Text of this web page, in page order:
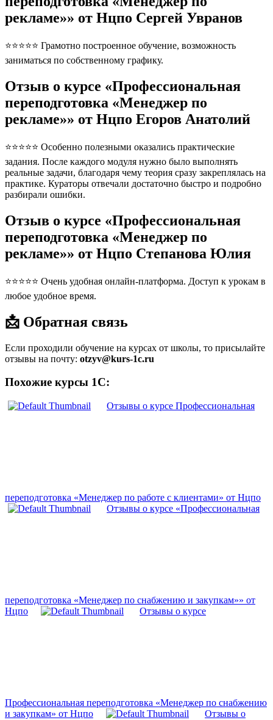
рекламе»» от Нцпо Сергей Увранов
⭐⭐⭐⭐⭐ Грамотно построенное обучение, возможность
заниматься по собственному графику.
Отзыв о курсе «Профессиональная
переподготовка «Менеджер по
рекламе»» от Нцпо Егоров Анатолий
⭐⭐⭐⭐⭐ Особенно полезными оказались практические
задания. После каждого модуля нужно было выполнять
реальные задачи, благодаря чему теория сразу закреплялась на
практике. Кураторы отвечали достаточно быстро и подробно
разбирали ошибки.
Отзыв о курсе «Профессиональная
переподготовка «Менеджер по
рекламе»» от Нцпо Степанова Юлия
⭐⭐⭐⭐⭐ Очень удобная онлайн-платформа. Доступ к урокам в
любое удобное время.
📩 Обратная связь
Если проходили обучение на курсах от школы, то присылайте
отзывы на почту: otzyv@kurs-1c.ru
Похожие курсы 1С:
Отзывы о курсе Профессиональная
переподготовка «Менеджер по работе с клиентами» от Нцпо
Отзывы о курсе «Профессиональная
переподготовка «Менеджер по снабжению и закупкам»» от
Нцпо
Отзывы о курсе
Профессиональная переподготовка «Менеджер по снабжению
и закупкам» от Нцпо
Отзывы о